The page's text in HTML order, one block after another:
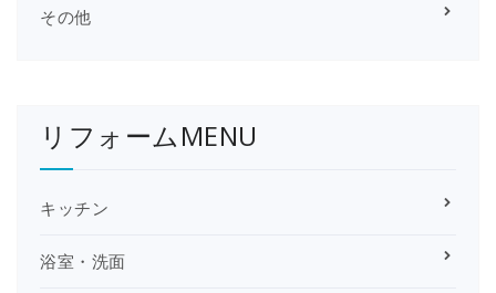
その他
リフォームMENU
キッチン
浴室・洗面